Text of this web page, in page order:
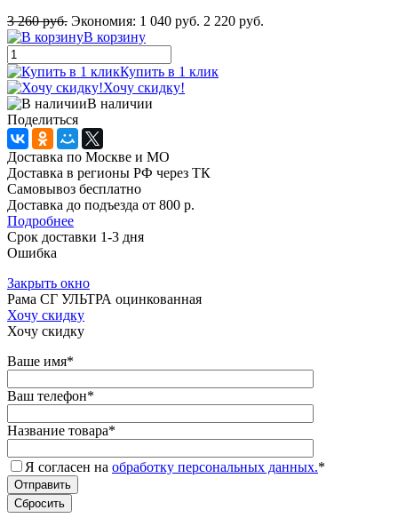
3 260 руб. Экономия: 1 040 руб. 2 220 руб.
В корзину
Купить в 1 клик
Хочу скидку!
В наличии
Поделиться
Доставка по Москве и МО
Доставка в регионы РФ через ТК
Самовывоз бесплатно
Доставка до подъезда от 800 р.
Подробнее
Срок доставки 1-3 дня
Ошибка
Закрыть окно
Рама СГ УЛЬТРА оцинкованная
Хочу скидку
Хочу скидку
Ваше имя*
Ваш телефон*
Название товара*
Я согласен на обработку персональных данных.*